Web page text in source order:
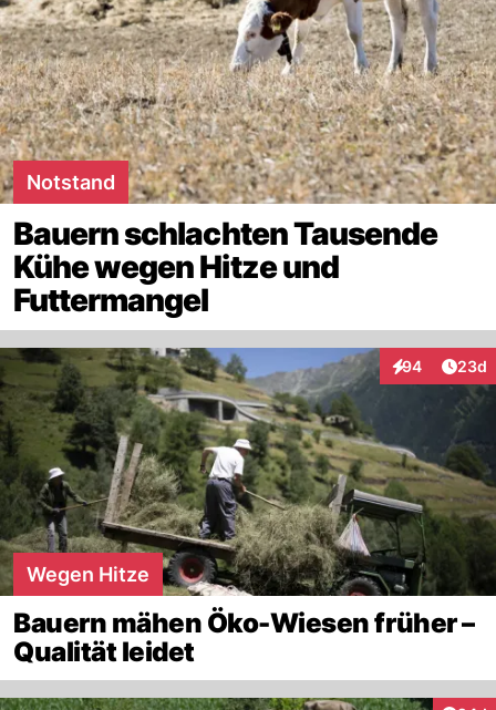
Notstand
Bauern schlachten Tausende
Kühe wegen Hitze und
Futtermangel
94
Interaktionen
23d
Wegen Hitze
Bauern mähen Öko-Wiesen früher –
Qualität leidet